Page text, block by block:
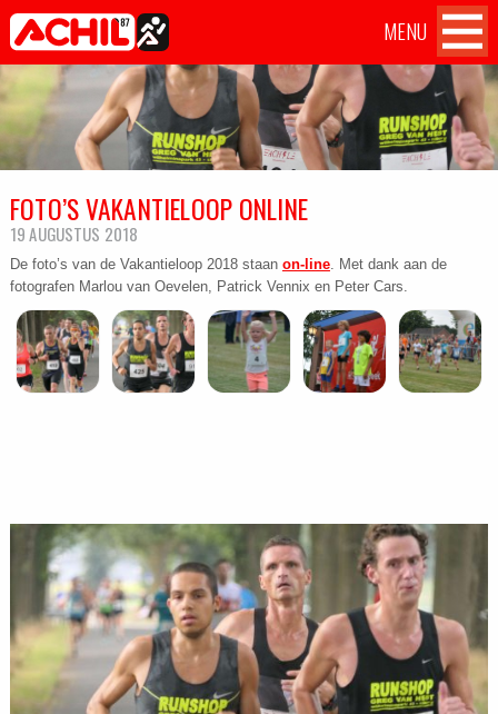
Atletiekvereniging Achil
'87 Hilvarenbeek
MENU
Home
OVER ACHIL
WEDSTRIJDEN
TILBURG TEN MILES CHALLENGE
TRAININGEN
AANMELDEN
CONTACT
Achil
op
Facebook
FOTO’S VAKANTIELOOP ONLINE
19 AUGUSTUS 2018
De foto’s van de Vakantieloop 2018 staan on-line. Met dank aan de
fotografen Marlou van Oevelen, Patrick Vennix en Peter Cars.